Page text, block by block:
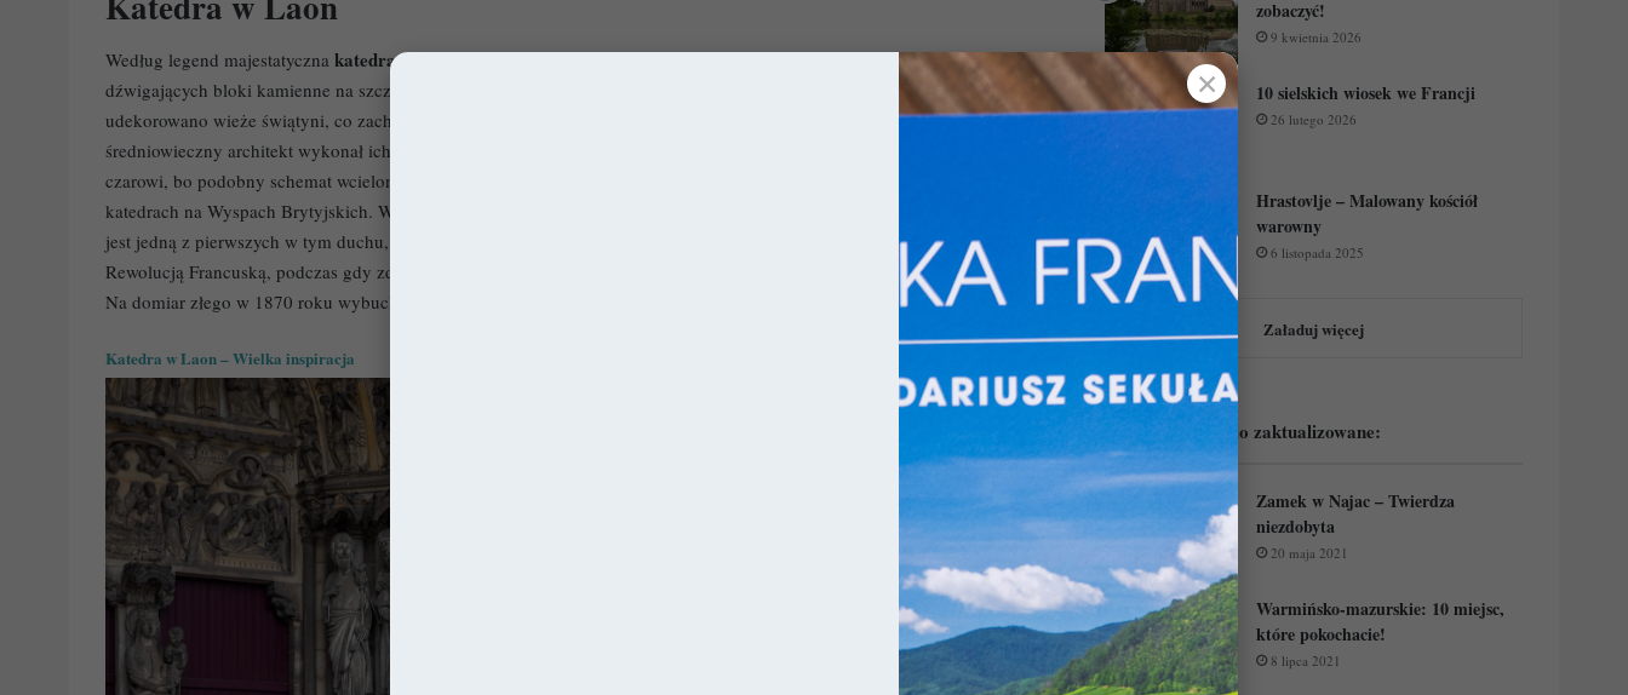
Według legend majestatyczna katedra w Laon (fr. Cathédrale Notre-Dame de Laon)powstała dzięki pomocy wołów,
dźwigających bloki kamienne na szczyt wzgórza na którym stanęła. Ku ich pamięci, to właśnie rzeźbami tych zwierząt,
udekorowano wieże świątyni, co zachwyciło
. Dla upamiętnienia nietypowej dekoracji
średniowieczny architekt wykonał ich szkice, które szczęśliwie przetrwały do naszych czasów. Nie tylko on uległ jej
czarowi, bo podobny schemat wcielono w życie choćby w Bambergu czy Naumburgu. Jej ściętą apsydę z kolei powielono w
katedrach na Wyspach Brytyjskich. Wpływ na rozwijającą się architekturę gotycką nie powinien dziwić, bo katedra w Laon
jest jedną z pierwszych w tym duchu, a prace nad nią rozpoczęły się już w 1155 roku. Jej splendor przygasł wraz z Wielką
Rewolucją Francuską, podczas gdy zdewastowano jej wnętrze i dekapitowano niemal wszystkie rzeźby portali zachodnich.
Na domiar złego w 1870 roku wybuch prochu w pobliżu katedry wysadził w powietrze większość witraży.
Katedra w Laon – Wielka inspiracja
zobaczyć!
9 kwietnia 2026
10 sielskich wiosek we Francji
26 lutego 2026
Hrastovlje – Malowany kościół
warowny
6 listopada 2025
Załaduj więcej
Podejrzyj ostatnio zaktualizowane:
Zamek w Najac – Twierdza
niezdobyta
20 maja 2021
Warmińsko-mazurskie: 10 miejsc,
które pokochacie!
8 lipca 2021
✕